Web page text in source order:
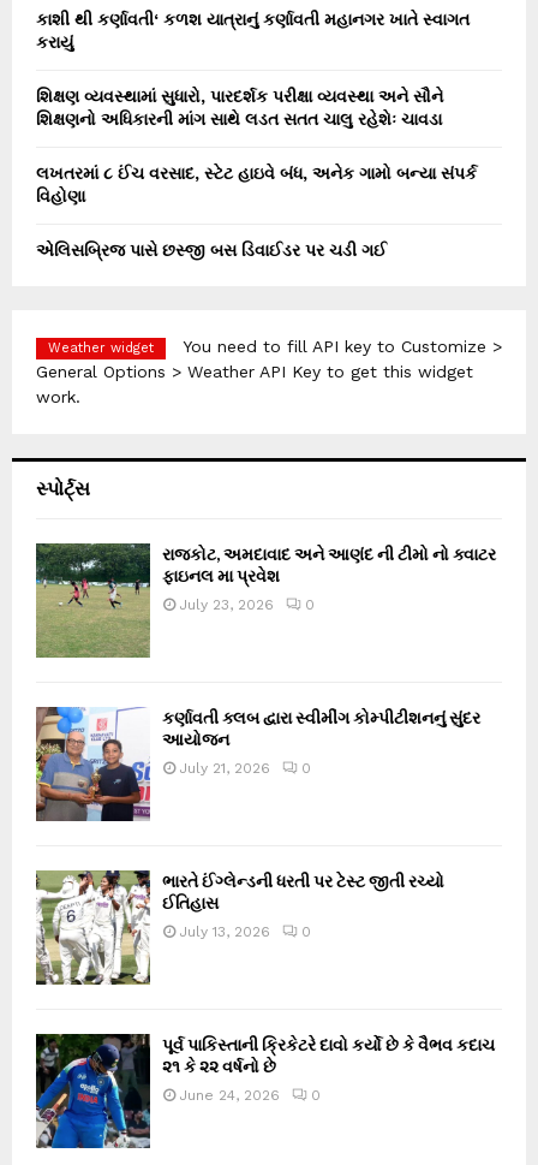
કાશી થી કર્ણાવતી‘ કળશ યાત્રાનું કર્ણાવતી મહાનગર ખાતે સ્વાગત
કરાયું
શિક્ષણ વ્યવસ્થામાં સુધારો, પારદર્શક પરીક્ષા વ્યવસ્થા અને સૌને
શિક્ષણનો અધિકારની માંગ સાથે લડત સતત ચાલુ રહેશેઃ ચાવડા
લખતરમાં ૮ ઈંચ વરસાદ, સ્ટેટ હાઇવે બંધ, અનેક ગામો બન્યા સંપર્ક
વિહોણા
એલિસબ્રિજ પાસે છસ્જી બસ ડિવાઈડર પર ચડી ગઈ
Weather widget
You need to fill API key to Customize >
General Options > Weather API Key to get this widget
work.
સ્પોર્ટ્સ
રાજકોટ, અમદાવાદ અને આણંદ ની ટીમો નો ક્વાટર
ફાઇનલ મા પ્રવેશ
July 23, 2026 0
કર્ણાવતી ક્લબ દ્વારા સ્વીમીંગ કોમ્પીટીશનનું સુંદર
આયોજન
July 21, 2026 0
ભારતે ઈંગ્લેન્ડની ધરતી પર ટેસ્ટ જીતી રચ્યો
ઈતિહાસ
July 13, 2026 0
પૂર્વ પાકિસ્તાની ક્રિકેટરે દાવો કર્યો છે કે વૈભવ કદાચ
૨૧ કે ૨૨ વર્ષનો છે
June 24, 2026 0